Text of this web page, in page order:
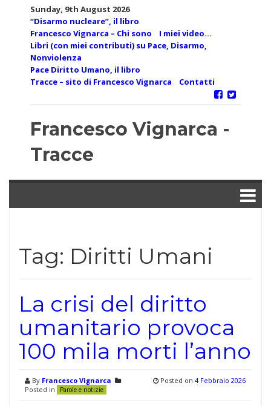
Sunday, 9th August 2026
“Disarmo nucleare”, il libro
Francesco Vignarca – Chi sono
I miei video…
Libri (con miei contributi) su Pace, Disarmo,
Nonviolenza
Pace Diritto Umano, il libro
Tracce – sito di Francesco Vignarca
Contatti
Francesco Vignarca -
Tracce
Tag: Diritti Umani
La crisi del diritto
umanitario provoca
100 mila morti l’anno
By Francesco Vignarca
Posted in
Parole e notizie
Posted on 4 Febbraio 2026